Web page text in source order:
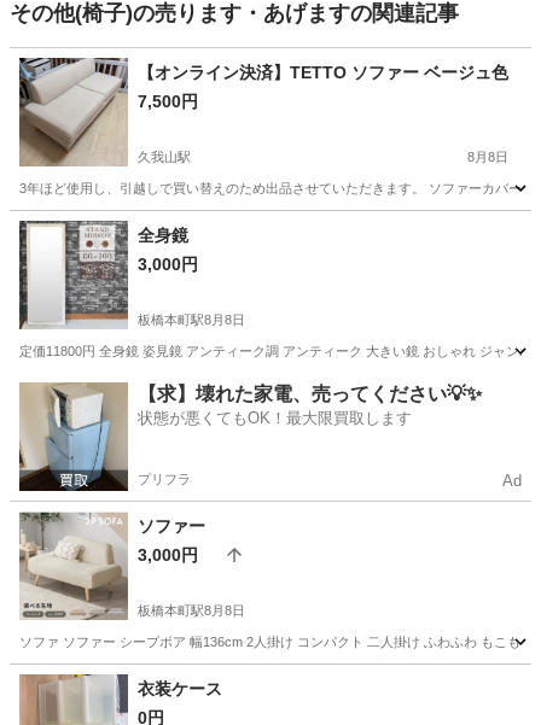
その他(椅子)の売ります・あげますの関連記事
【オンライン決済】TETTO ソファー ベージュ色
7,500円
久我山駅 8月8日
3年ほど使用し、引越しで買い替えのため出品させていただきます。 ソファーカバー
東京 世田谷区 久我山駅
全身鏡
3,000円
板橋本町駅8月8日
定価11800円 全身鏡 姿見鏡 アンティーク調 アンティーク 大きい鏡 おしゃれ ジャン
東京 板橋区 板橋本町駅 ミラー/鏡 ミラー
【求】壊れた家電、売ってください💡✨
状態が悪くてもOK！最大限買取します
プリフラ Ad
ソファー
3,000円
板橋本町駅8月8日
ソファ ソファー シープボア 幅136cm 2人掛け コンパクト 二人掛け ふわふわ もこも
東京 板橋区 板橋本町駅
衣装ケース
0円